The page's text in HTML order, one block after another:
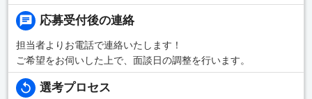
応募受付後の連絡
担当者よりお電話で連絡いたします！
ご希望をお伺いした上で、面談日の調整を行います。
選考プロセス